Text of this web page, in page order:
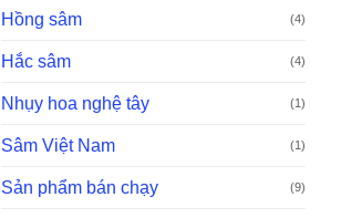
Hồng sâm (4)
Hắc sâm (4)
Nhụy hoa nghệ tây (1)
Sâm Việt Nam (1)
Sản phẩm bán chạy (9)